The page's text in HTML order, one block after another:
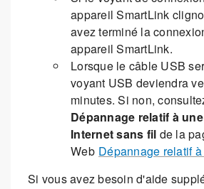
appareil SmartLink
avez terminé la
appareil SmartLink.
Lorsque le câble USB
voyant USB deviendra
minutes. Si non,
Dépannage relatif à
Internet sans fil de la
Web Dépannage relatif
Si vous avez besoin d'aide